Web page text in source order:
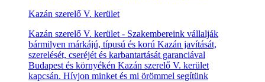
Kazán szerelő V. kerület
Kazán szerelő V. kerület - Szakembereink vállalják
bármilyen márkájú, típusú és korú Kazán javítását,
szerelését, cseréjét és karbantartását garanciával
Budapest és környékén Kazán szerelő V. kerület
kapcsán. Hívjon minket és mi örömmel segítünk